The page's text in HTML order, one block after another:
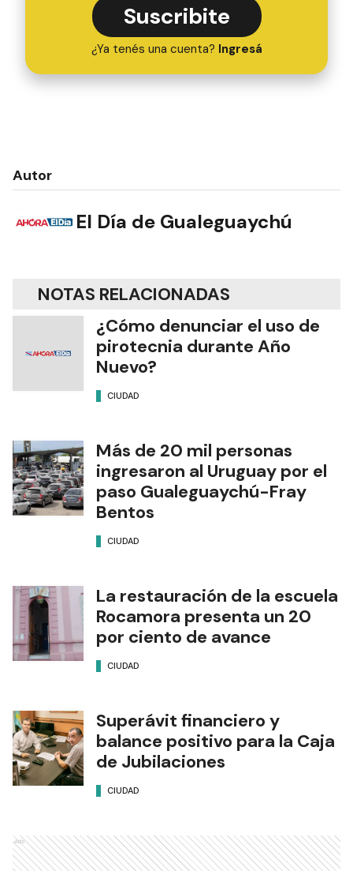
Suscribite
¿Ya tenés una cuenta? Ingresá
Autor
El Día de Gualeguaychú
NOTAS RELACIONADAS
¿Cómo denunciar el uso de
pirotecnia durante Año
Nuevo?
CIUDAD
Más de 20 mil personas
ingresaron al Uruguay por el
paso Gualeguaychú-Fray
Bentos
CIUDAD
La restauración de la escuela
Rocamora presenta un 20
por ciento de avance
CIUDAD
Superávit financiero y
balance positivo para la Caja
de Jubilaciones
CIUDAD
Ads